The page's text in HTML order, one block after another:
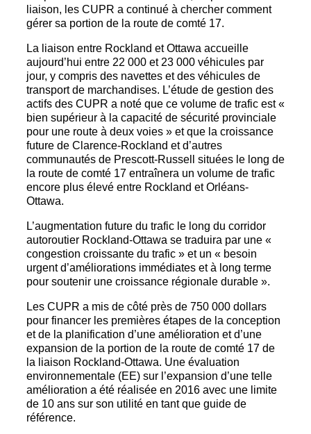
liaison, les CUPR a continué à chercher comment
gérer sa portion de la route de comté 17.
La liaison entre Rockland et Ottawa accueille
aujourd’hui entre 22 000 et 23 000 véhicules par
jour, y compris des navettes et des véhicules de
transport de marchandises. L’étude de gestion des
actifs des CUPR a noté que ce volume de trafic est «
bien supérieur à la capacité de sécurité provinciale
pour une route à deux voies » et que la croissance
future de Clarence-Rockland et d’autres
communautés de Prescott-Russell situées le long de
la route de comté 17 entraînera un volume de trafic
encore plus élevé entre Rockland et Orléans-
Ottawa.
L’augmentation future du trafic le long du corridor
autoroutier Rockland-Ottawa se traduira par une «
congestion croissante du trafic » et un « besoin
urgent d’améliorations immédiates et à long terme
pour soutenir une croissance régionale durable ».
Les CUPR a mis de côté près de 750 000 dollars
pour financer les premières étapes de la conception
et de la planification d’une amélioration et d’une
expansion de la portion de la route de comté 17 de
la liaison Rockland-Ottawa. Une évaluation
environnementale (EE) sur l’expansion d’une telle
amélioration a été réalisée en 2016 avec une limite
de 10 ans sur son utilité en tant que guide de
référence.